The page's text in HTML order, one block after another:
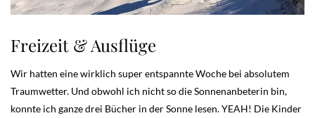
Freizeit & Ausflüge
Wir hatten eine wirklich super entspannte Woche bei absolutem
Traumwetter. Und obwohl ich nicht so die Sonnenanbeterin bin,
konnte ich ganze drei Bücher in der Sonne lesen. YEAH! Die Kinder